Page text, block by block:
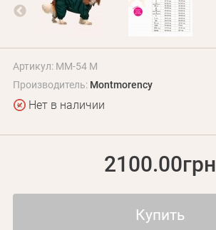
Артикул: MM-54 M
Производитель: Montmorency
Нет в наличии
2100.00грн
Купить